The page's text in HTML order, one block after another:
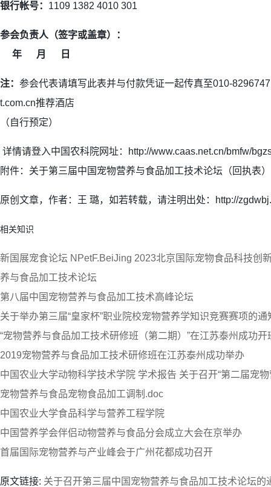
银行帐号： 1109 1382 4010 301
参会负责人（签字或盖章）：
年
月 日
注： 参会代表请填写此表并与付款凭证一起传真至010-
t.com.cn推荐酒店
（自行预定）
详情请登入中国农科院网址：http://www.caas.net.cn/bmfw/
附件：关于第三届中国宠物营养与食品加工技术论坛（回执表）
原创文章，作者：王 璐，如若转载，请注明出处：http://
相关知识
新国展宠食论坛 NPetF.BeiJing 2023北京国际宠物食品科技创
养与食品加工技术论坛
第八届中国宠物营养与食品加工技术高峰论坛
关于举办第三届“皇家杯”职业院校宠物营养学知识竞赛赛项的通
“宠物营养与食品加工技术研修班（第二期）”在江苏泰州成功开
2019宠物营养与食品加工技术研修班在江苏泰州成功举办
中国农业大学动物科学技术学院 学术报告 关于召开“第二届宠
宠物营养与食品宠物食品加工调制.doc
中国农业大学食品科学与营养工程学院
中国营养学会伴侣动物营养与食品分会成立大会在京举办
首届国际宠物营养与产业峰会于广州花都成功召开
原文链接: 关于召开第三届中国宠物营养与食品加工技术论坛的